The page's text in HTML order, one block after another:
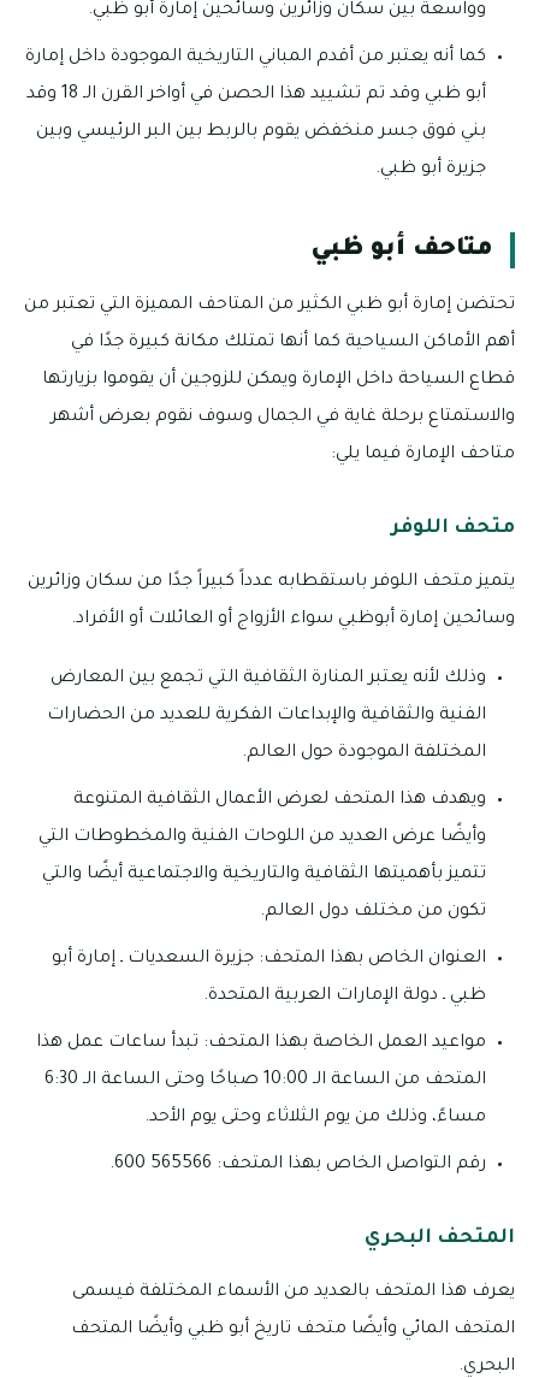
وواسعة بين سكان وزائرين وسائحين إمارة أبو ظبي.
كما أنه يعتبر من أقدم المباني التاريخية الموجودة داخل إمارة
أبو ظبي وقد تم تشييد هذا الحصن في أواخر القرن الـ 18 وقد
بني فوق جسر منخفض يقوم بالربط بين البر الرئيسي وبين
جزيرة أبو ظبي.
متاحف أبو ظبي
تحتضن إمارة أبو ظبي الكثير من المتاحف المميزة التي تعتبر من
أهم الأماكن السياحية كما أنها تمتلك مكانة كبيرة جدًا في
قطاع السياحة داخل الإمارة ويمكن للزوجين أن يقوموا بزيارتها
والاستمتاع برحلة غاية في الجمال وسوف نقوم بعرض أشهر
متاحف الإمارة فيما يلي:
متحف اللوفر
يتميز متحف اللوفر باستقطابه عدداً كبيراً جدًا من سكان وزائرين
وسائحين إمارة أبوظبي سواء الأزواج أو العائلات أو الأفراد.
وذلك لأنه يعتبر المنارة الثقافية التي تجمع بين المعارض
الفنية والثقافية والإبداعات الفكرية للعديد من الحضارات
المختلفة الموجودة حول العالم.
ويهدف هذا المتحف لعرض الأعمال الثقافية المتنوعة
وأيضًا عرض العديد من اللوحات الفنية والمخطوطات التي
تتميز بأهميتها الثقافية والتاريخية والاجتماعية أيضًا والتي
تكون من مختلف دول العالم.
العنوان الخاص بهذا المتحف: جزيرة السعديات ـ إمارة أبو
ظبي ـ دولة الإمارات العربية المتحدة.
مواعيد العمل الخاصة بهذا المتحف: تبدأ ساعات عمل هذا
المتحف من الساعة الـ 10:00 صباحًا وحتى الساعة الـ 6:30
مساءً، وذلك من يوم الثلاثاء وحتى يوم الأحد.
رقم التواصل الخاص بهذا المتحف: 565566 600.
المتحف البحري
يعرف هذا المتحف بالعديد من الأسماء المختلفة فيسمى
المتحف المائي وأيضًا متحف تاريخ أبو ظبي وأيضًا المتحف
البحري.